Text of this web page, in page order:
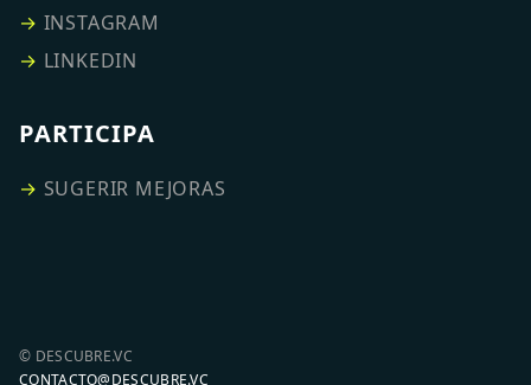
→ INSTAGRAM
→ LINKEDIN
PARTICIPA
→ SUGERIR MEJORAS
© DESCUBRE.VC
CONTACTO@DESCUBRE.VC